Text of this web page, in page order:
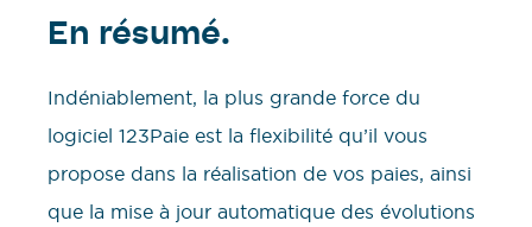
En résumé.
Indéniablement, la plus grande force du
logiciel 123Paie est la flexibilité qu’il vous
propose dans la réalisation de vos paies, ainsi
que la mise à jour automatique des évolutions